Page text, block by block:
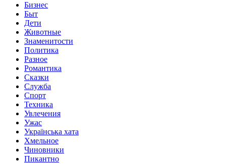
Бизнес
Быт
Дети
Животные
Знаменитости
Политика
Разное
Романтика
Сказки
Служба
Спорт
Техника
Увлечения
Ужас
Українська хата
Хмельное
Чиновники
Пикантно